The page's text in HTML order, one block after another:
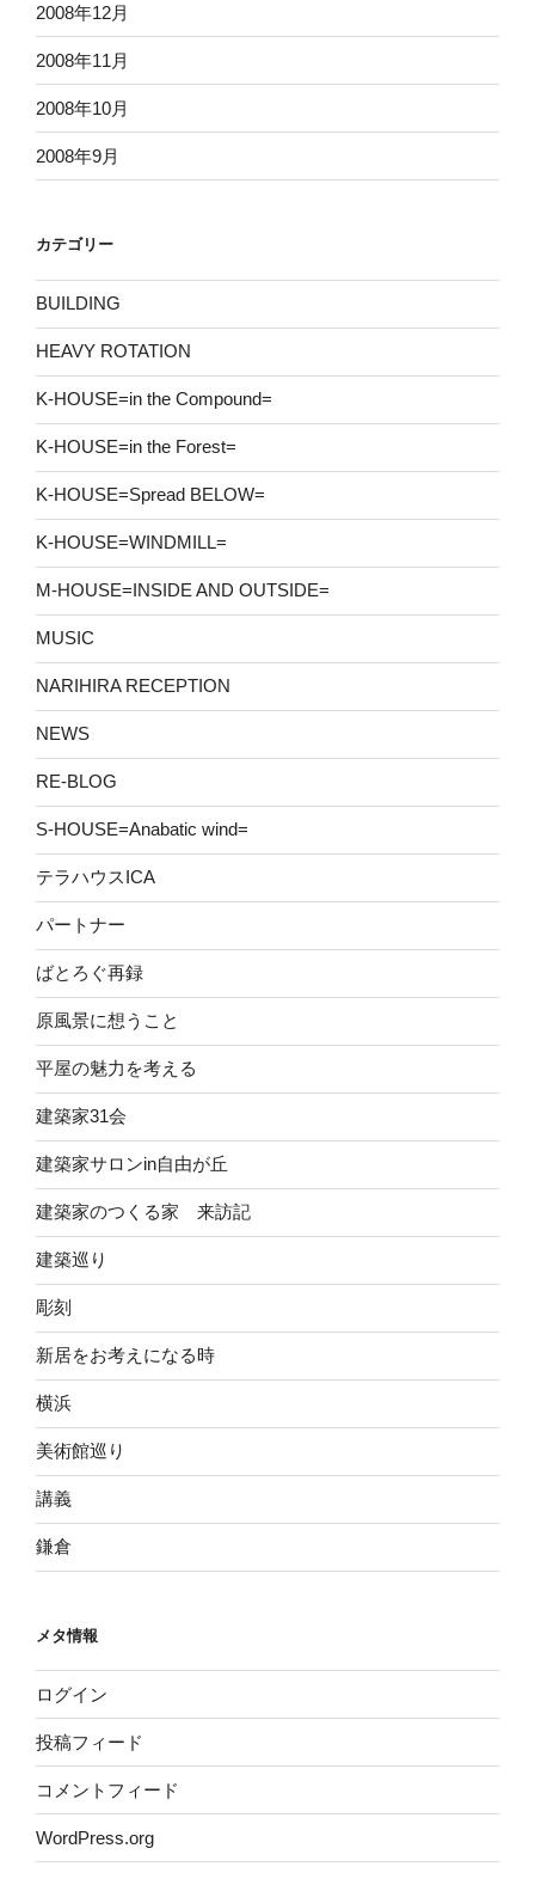
2008年12月
2008年11月
2008年10月
2008年9月
カテゴリー
BUILDING
HEAVY ROTATION
K-HOUSE=in the Compound=
K-HOUSE=in the Forest=
K-HOUSE=Spread BELOW=
K-HOUSE=WINDMILL=
M-HOUSE=INSIDE AND OUTSIDE=
MUSIC
NARIHIRA RECEPTION
NEWS
RE-BLOG
S-HOUSE=Anabatic wind=
テラハウスICA
パートナー
ばとろぐ再録
原風景に想うこと
平屋の魅力を考える
建築家31会
建築家サロンin自由が丘
建築家のつくる家 来訪記
建築巡り
彫刻
新居をお考えになる時
横浜
美術館巡り
講義
鎌倉
メタ情報
ログイン
投稿フィード
コメントフィード
WordPress.org